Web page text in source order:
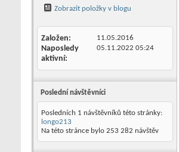
Zobrazit položky v blogu
Založen 11.05.2016
Naposledy
aktivní
05.11.2022 05:24
Poslední návštěvníci
Posledních 1 návštěvníků této stránky:
longo213
Na této stránce bylo 253 282 návštěv